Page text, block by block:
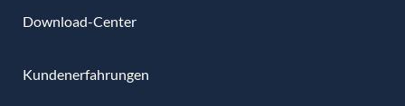
Download-Center
Kundenerfahrungen